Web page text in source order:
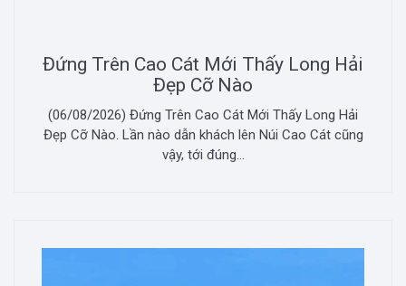
Đứng Trên Cao Cát Mới Thấy Long Hải
Đẹp Cỡ Nào
(06/08/2026) Đứng Trên Cao Cát Mới Thấy Long Hải
Đẹp Cỡ Nào. Lần nào dẫn khách lên Núi Cao Cát cũng
vậy, tới đúng...